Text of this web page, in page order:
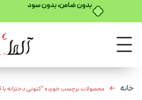
بدون ضامن، بدون سود
خانه محصولات برچسب خورده “کتونی دخترانه با